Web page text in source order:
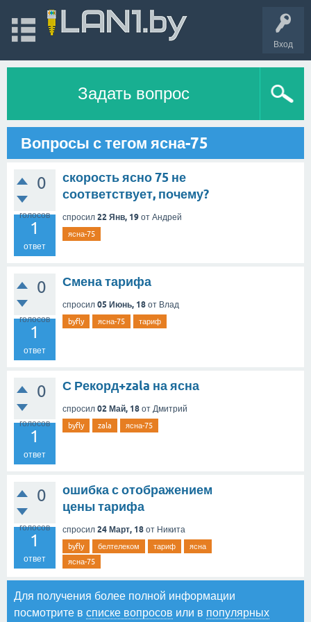
Вход
Задать вопрос
Вопросы с тегом ясна-75
0
голосов
1
ответ
скорость ясно 75 не
соответствует, почему?
спросил 22 Янв, 19 от Андрей
ясна-75
0
голосов
1
ответ
Смена тарифа
спросил 05 Июнь, 18 от Влад
byfly ясна-75 тариф
0
голосов
1
ответ
С Рекорд+zala на ясна
спросил 02 Май, 18 от Дмитрий
byfly zala ясна-75
0
голосов
1
ответ
ошибка с отображением
цены тарифа
спросил 24 Март, 18 от Никита
byfly белтелеком тариф
ясна
ясна-75
Для получения более полной информации
посмотрите в списке вопросов или в популярных